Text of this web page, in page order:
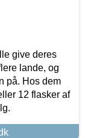
give deres
lande, og
på. Hos dem
12 flasker af